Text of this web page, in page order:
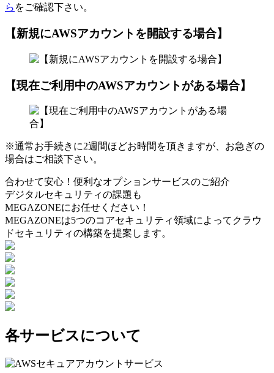
ら をご確認下さい。
【新規にAWSアカウントを開設する場合】
【現在ご利用中のAWSアカウントがある場合】
※通常お手続きに2週間ほどお時間を頂きますが、お急ぎの
場合はご相談下さい。
合わせて安心！便利なオプションサービスのご紹介
デジタルセキュリティの課題も
MEGAZONEにお任せください！
MEGAZONEは5つのコアセキュリティ領域によってクラウ
ドセキュリティの構築を提案します。
各サービスについて